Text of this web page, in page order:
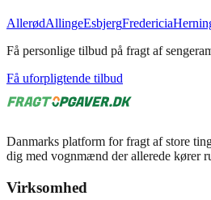
AllerødAllingeEsbjergFredericia
Få personlige tilbud på fragt af
Få uforpligtende tilbud
Danmarks platform for fragt af store
dig med vognmænd der allerede kører
Virksomhed